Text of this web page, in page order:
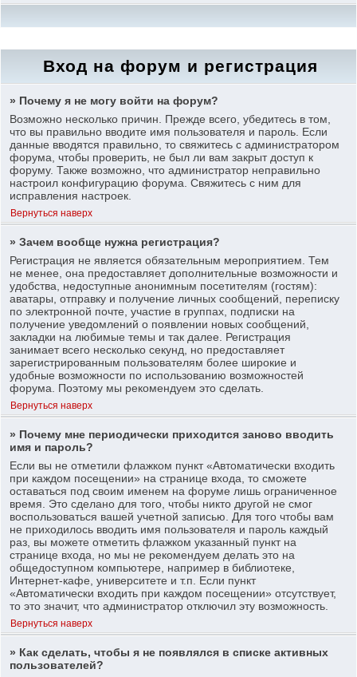
Вход на форум и регистрация
» Почему я не могу войти на форум?
Возможно несколько причин. Прежде всего, убедитесь в том,
что вы правильно вводите имя пользователя и пароль. Если
данные вводятся правильно, то свяжитесь с администратором
форума, чтобы проверить, не был ли вам закрыт доступ к
форуму. Также возможно, что администратор неправильно
настроил конфигурацию форума. Свяжитесь с ним для
исправления настроек.
Вернуться наверх
» Зачем вообще нужна регистрация?
Регистрация не является обязательным мероприятием. Тем
не менее, она предоставляет дополнительные возможности и
удобства, недоступные анонимным посетителям (гостям):
аватары, отправку и получение личных сообщений, переписку
по электронной почте, участие в группах, подписки на
получение уведомлений о появлении новых сообщений,
закладки на любимые темы и так далее. Регистрация
занимает всего несколько секунд, но предоставляет
зарегистрированным пользователям более широкие и
удобные возможности по использованию возможностей
форума. Поэтому мы рекомендуем это сделать.
Вернуться наверх
» Почему мне периодически приходится заново вводить
имя и пароль?
Если вы не отметили флажком пункт «Автоматически входить
при каждом посещении» на странице входа, то сможете
оставаться под своим именем на форуме лишь ограниченное
время. Это сделано для того, чтобы никто другой не смог
воспользоваться вашей учетной записью. Для того чтобы вам
не приходилось вводить имя пользователя и пароль каждый
раз, вы можете отметить флажком указанный пункт на
странице входа, но мы не рекомендуем делать это на
общедоступном компьютере, например в библиотеке,
Интернет-кафе, университете и т.п. Если пункт
«Автоматически входить при каждом посещении» отсутствует,
то это значит, что администратор отключил эту возможность.
Вернуться наверх
» Как сделать, чтобы я не появлялся в списке активных
пользователей?